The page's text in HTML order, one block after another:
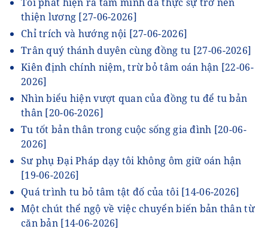
thiện lương [27-06-2026]
Chỉ trích và hướng nội [27-06-2026]
Trân quý thánh duyên cùng đồng tu [27-06-2026]
Kiên định chính niệm, trừ bỏ tâm oán hận [22-06-
2026]
Nhìn biểu hiện vượt quan của đồng tu để tu bản
thân [20-06-2026]
Tu tốt bản thân trong cuộc sống gia đình [20-06-
2026]
Sư phụ Đại Pháp dạy tôi không ôm giữ oán hận
[19-06-2026]
Quá trình tu bỏ tâm tật đố của tôi [14-06-2026]
Một chút thể ngộ về việc chuyển biến bản thân từ
căn bản [14-06-2026]